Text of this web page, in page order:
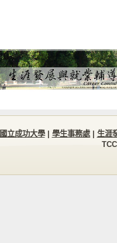
國立成功大學| 學生事務處| 生涯